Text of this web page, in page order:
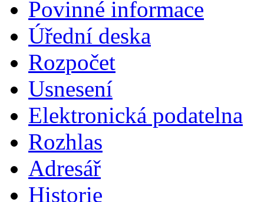
Povinné informace
Úřední deska
Rozpočet
Usnesení
Elektronická podatelna
Rozhlas
Adresář
Historie